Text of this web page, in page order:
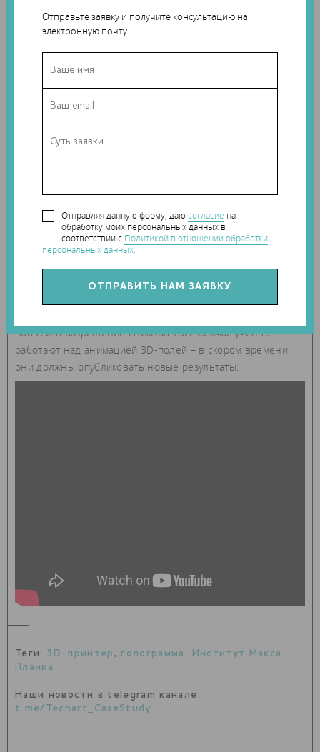
Отправьте заявку и получите консультацию на
электронную почту.
Отправляя данную форму, даюсогласие на
обработку моих персональных данных в
соответствии с Политикой в отношении обработки
персональных данных.
Безусловно, акустические голограммы любопытны сами по
себе, но еще интереснее возможные перспективы их
применения. В частности, исследования акустических
продвинутой ультразвуковой терапии, направленной на
повысить разрешение снимков УЗИ. Сейчас ученые
работают над анимацией 3D-полей – в скором времени
они должны опубликовать новые результаты.
Теги:3D-принтер , голограмма ,
Институт Макса
Планка
Наши новости в telegram канале:
t.me/Techart_CaseStudy